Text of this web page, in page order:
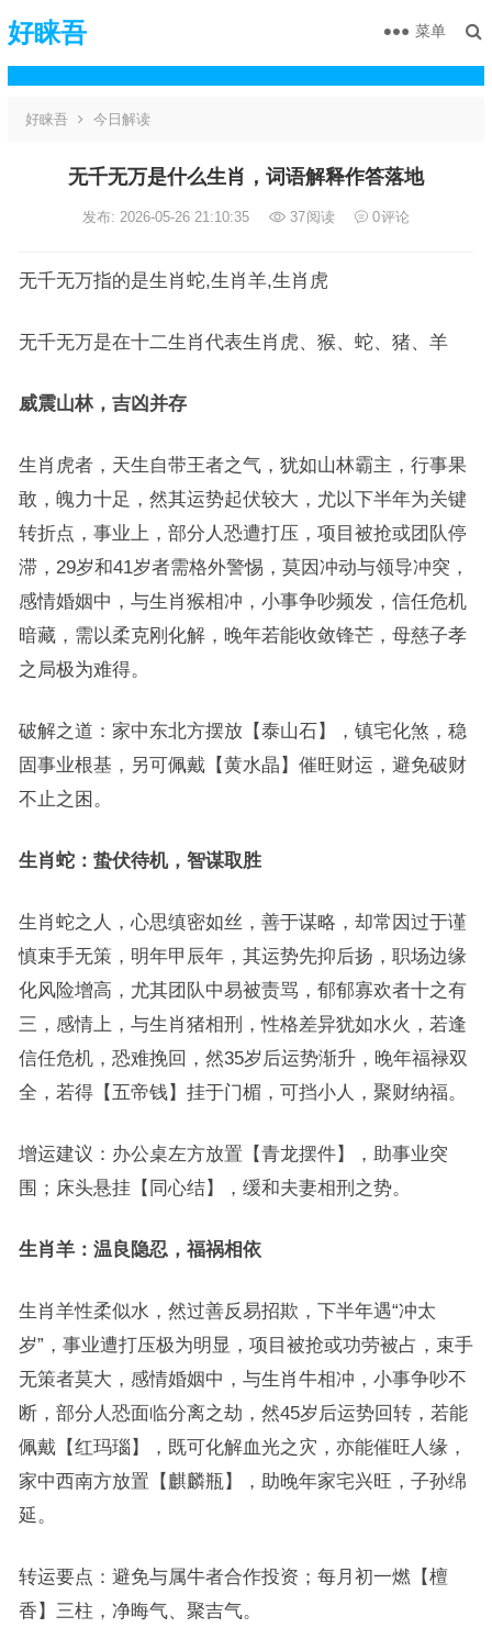
好睐吾 菜单
好睐吾 今日解读
无千无万是什么生肖，词语解释作答落地
发布: 2026-05-26 21:10:35 37阅读 0评论
无千无万指的是生肖蛇,生肖羊,生肖虎
无千无万是在十二生肖代表生肖虎、猴、蛇、猪、羊
威震山林，吉凶并存
生肖虎者，天生自带王者之气，犹如山林霸主，行事果
敢，魄力十足，然其运势起伏较大，尤以下半年为关键
转折点，事业上，部分人恐遭打压，项目被抢或团队停
滞，29岁和41岁者需格外警惕，莫因冲动与领导冲突，
感情婚姻中，与生肖猴相冲，小事争吵频发，信任危机
暗藏，需以柔克刚化解，晚年若能收敛锋芒，母慈子孝
之局极为难得。
破解之道：家中东北方摆放【泰山石】，镇宅化煞，稳
固事业根基，另可佩戴【黄水晶】催旺财运，避免破财
不止之困。
生肖蛇：蛰伏待机，智谋取胜
生肖蛇之人，心思缜密如丝，善于谋略，却常因过于谨
慎束手无策，明年甲辰年，其运势先抑后扬，职场边缘
化风险增高，尤其团队中易被责骂，郁郁寡欢者十之有
三，感情上，与生肖猪相刑，性格差异犹如水火，若逢
信任危机，恐难挽回，然35岁后运势渐升，晚年福禄双
全，若得【五帝钱】挂于门楣，可挡小人，聚财纳福。
增运建议：办公桌左方放置【青龙摆件】，助事业突
围；床头悬挂【同心结】，缓和夫妻相刑之势。
生肖羊：温良隐忍，福祸相依
生肖羊性柔似水，然过善反易招欺，下半年遇“冲太
岁”，事业遭打压极为明显，项目被抢或功劳被占，束手
无策者莫大，感情婚姻中，与生肖牛相冲，小事争吵不
断，部分人恐面临分离之劫，然45岁后运势回转，若能
佩戴【红玛瑙】，既可化解血光之灾，亦能催旺人缘，
家中西南方放置【麒麟瓶】，助晚年家宅兴旺，子孙绵
延。
转运要点：避免与属牛者合作投资；每月初一燃【檀
香】三柱，净晦气、聚吉气。